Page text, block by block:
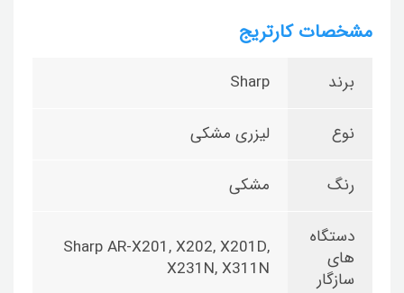
مشخصات کارتریج
برند Sharp
نوع لیزری مشکی
رنگ مشکی
دستگاه
های
سازگار
Sharp AR-X201, X202, X201D,
X231N, X311N